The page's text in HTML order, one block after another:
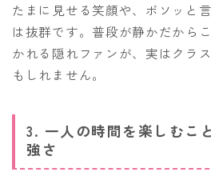
たまに見せる笑顔や、ボソッと
は抜群です。普段が静かだから
かれる隠れファンが、実はクラ
もしれません。
3. 一人の時間を楽しむこ
強さ